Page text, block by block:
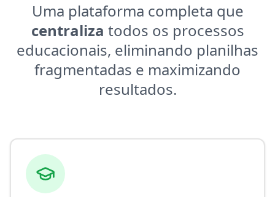
Uma plataforma completa que
centraliza todos os processos
educacionais, eliminando planilhas
fragmentadas e maximizando
resultados.